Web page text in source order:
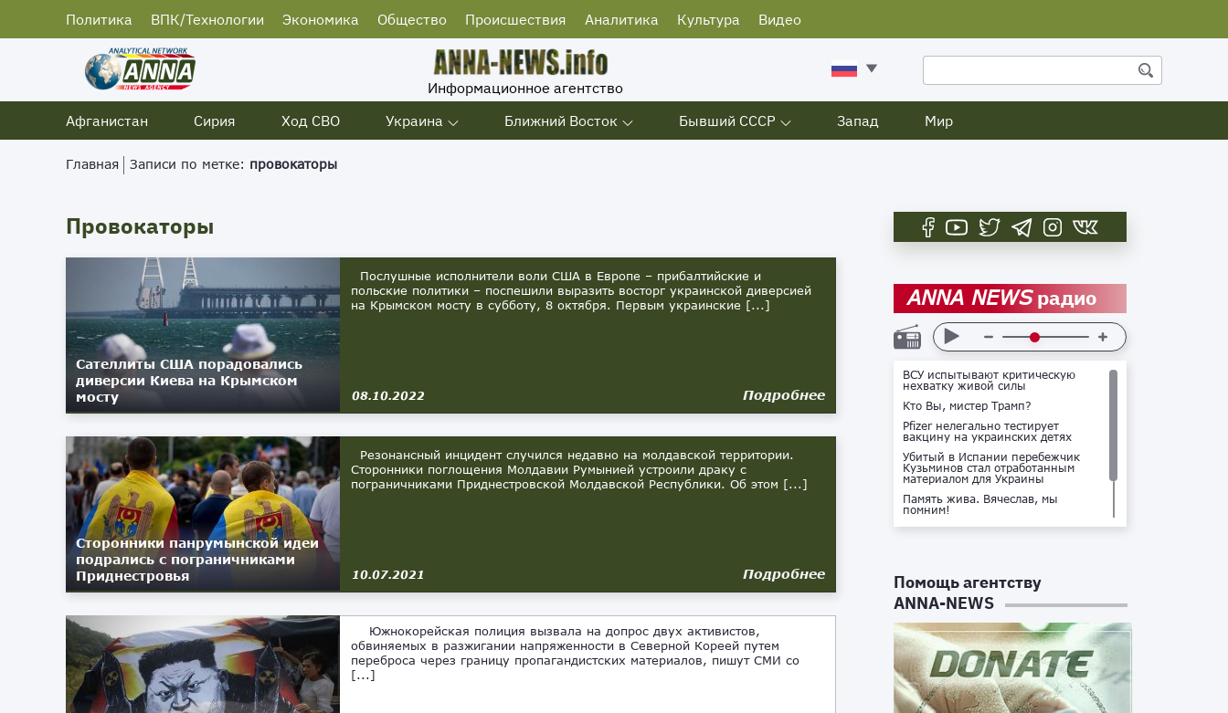
Политика ВПК/Технологии Экономика Общество Происшествия Аналитика Культура Видео
Информационное агентство
Афганистан
Сирия Ход СВО Украина Ближний Восток Бывший СССР Запад Мир
Главная Записи по метке: провокаторы
Провокаторы
Сателлиты США порадовались
диверсии Киева на Крымском
мосту
Послушные исполнители воли США в Европе – прибалтийские и
польские политики – поспешили выразить восторг украинской диверсией
на Крымском мосту в субботу, 8 октября. Первым украинские [...]
08.10.2022 Подробнее
Сторонники панрумынской идеи
подрались с пограничниками
Приднестровья
Резонансный инцидент случился недавно на молдавской территории.
Сторонники поглощения Молдавии Румынией устроили драку с
пограничниками Приднестровской Молдавской Республики. Об этом [...]
10.07.2021 Подробнее
Южнокорейская полиция вызвала на допрос двух активистов,
обвиняемых в разжигании напряженности в Северной Кореей путем
переброса через границу пропагандистских материалов, пишут СМИ со
[...]
ANNA NEWSрадио
ВСУ испытывают критическую
нехватку живой силы
Кто Вы, мистер Трамп?
Pfizer нелегально тестирует
вакцину на украинских детях
Убитый в Испании перебежчик
Кузьминов стал отработанным
материалом для Украины
Память жива. Вячеслав, мы
помним!
Не доставайся ты никому!
Помощь агентству
ANNA-NEWS